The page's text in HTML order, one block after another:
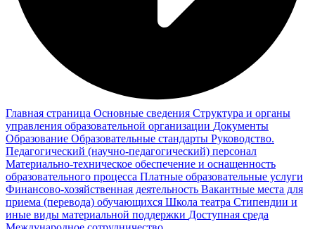
Главная страница Основные сведения Структура и органы
управления образовательной организации Документы
Образование Образовательные стандарты Руководство.
Педагогический (научно-педагогический) персонал
Материально-техническое обеспечение и оснащенность
образовательного процесса Платные образовательные услуги
Финансово-хозяйственная деятельность Вакантные места для
приема (перевода) обучающихся Школа театра Стипендии и
иные виды материальной поддержки Доступная среда